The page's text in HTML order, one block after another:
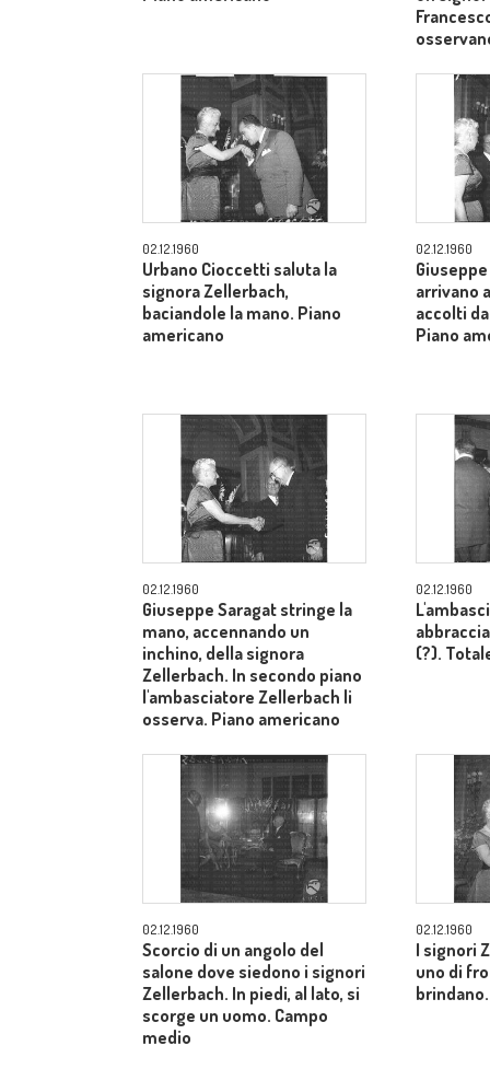
02.12.1960
Urbano Cioccetti saluta la
signora Zellerbach,
baciandole la mano. Piano
americano
02.12.1960
arrivano
accolti
Piano
02.12.1960
Giuseppe Saragat stringe la
mano, accennando un
inchino, della signora
Zellerbach. In secondo piano
l'ambasciatore Zellerbach li
osserva. Piano americano
02.12.1960
(?).
02.12.1960
Scorcio di un angolo del
salone dove siedono i signori
Zellerbach. In piedi, al lato, si
scorge un uomo. Campo
medio
02.12.1960
I signori
uno di